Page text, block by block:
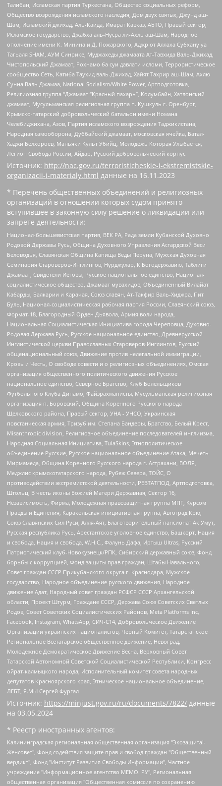
Талибан, Исламская партия Туркестана, Общество социальных реформ,
Общество возрождения исламского наследия, Дом двух святых, Джунд аш-
Шам, Исламский джихад, Аль-Каида, Имарат Кавказ, АБТО, Правый сектор,
Исламское государство, Джабха аль-Нусра ли-Ахль аш-Шам, Народное
ополчение имени К. Минина и Д. Пожарского, Аджр от Аллаха Субхану уа
Тагьаля SHAM, АУМ Синрике, Муджахеды джамаата Ат-Тавхида Валь-Джихад,
Чистопольский Джамаат, Рохнамо ба суи давлати исломи, Террористическое
сообщество Сеть, Катиба Таухид валь-Джихад, Хайят Тахрир аш-Шам, Ахлю
Сунна Валь Джамаа, National Socialism/White Power, Артподготовка,
Религиозная группа “Джамаат “Красный пахарь”, Колумбайн, Хатлонский
джамаат, Мусульманская религиозная группа п. Кушкуль г. Оренбург,
Крымско-татарский добровольческий батальон имени Номана
Челебиджихана, Азов, Партия исламского возрождения Таджикистана,
Народная самооборона, Дуббайский джамаат, московская ячейка, Батал-
Хаджи Белхороев, Маньяки Культ Убийц, Молодёжь Которая Улыбается,
Легион Свобода России, Айдар, Русский добровольческий корпус
Источник: http://nac.gov.ru/terroristicheskie-i-ekstremistskie-
organizacii-i-materialy.html данные на 16.11.2023
* Перечень общественных объединений и религиозных
организаций в отношении которых судом принято
вступившее в законную силу решение о ликвидации или
запрете деятельности:
Национал-большевистская партия, ВЕК РА, Рада земли Кубанской Духовно
Родовой Державы Русь, Община Духовного Управления Асгардской Веси
Беловодья, Славянская Община Капища Веды Перуна, Мужская Духовная
Семинария Староверов-Инглингов, Нурджулар, К Богодержавию, Таблиги
Джамаат, Свидетели Иеговы, Русское национальное единство, Национал-
социалистическое общество, Джамаат мувахидов, Объединенный Вилайат
Кабарды, Балкарии и Карачая, Союз славян, Ат-Такфир Валь-Хиджра, Пит
Буль, Национал-социалистическая рабочая партия России, Славянский союз,
Формат-18, Благородный Орден Дьявола, Армия воли народа,
Национальная Социалистическая Инициатива города Череповца, Духовно-
Родовая Держава Русь, Русское национальное единство, Древнерусской
Инглистической церкви Православных Староверов-Инглингов, Русский
общенациональный союз, Движение против нелегальной иммиграции,
Кровь и Честь, О свободе совести и о религиозных объединениях, Омская
организация общественного политического движения Русское
национальное единство, Северное Братство, Клуб Болельщиков
Футбольного Клуба Динамо, Файзрахманисты, Мусульманская религиозная
организация п. Боровский, Община Коренного Русского народа
Щелковского района, Правый сектор, УНА - УНСО, Украинская
повстанческая армия, Тризуб им. Степана Бандеры, Братство, Белый Крест,
Misanthropic division, Религиозное объединение последователей инглиизма,
Народная Социальная Инициатива, TulaSkins, Этнополитическое
объединение Русские, Русское национальное объединение Атака, Мечеть
Мирмамеда, Община Коренного Русского народа г. Астрахани, ВОЛЯ,
Меджлис крымскотатарского народа, Рубеж Севера, ТОЙС, О
противодействии экстремистской деятельности, РЕВТАТПОД, Артподготовка,
Штольц, В честь иконы Божией Матери Державная, Сектор 16,
Независимость, Фирма, Молодежная правозащитная группа МПГ, Курсом
Правды и Единения, Каракольская инициативная группа, Автоград Крю,
Союз Славянских Сил Руси, Алля-Аят, Благотворительный пансионат Ак Умут,
Русская республика Русь, Арестантское уголовное единство, Башкорт, Нация
и свобода, Нация и свобода, W.H.С., Фалунь Дафа, Иртыш Ultras, Русский
Патриотический клуб-Новокузнецк/РПК, Сибирский державный союз, Фонд
борьбы с коррупцией, Фонд защиты прав граждан, Штабы Навального,
Совет граждан СССР Прикубанского округа г. Краснодара, Мужское
государство, Народное объединение русского движения, Народное
движение Адат, Народный совет граждан РСФСР СССР Архангельской
области, Проект Штурм, Граждане СССР, Держава Союз Советских Светлых
Родов, Совет Советских Социалистических Районов, Meta Platforms Inc,
Facebook, Instagram, WhatsApp, СИЧ-С14, Добровольческое Движение
Организации украинских националистов, Черный Комитет, Татарстанское
Региональное Всетатарское общественное движение, Невоград,
Молодежное Демократическое Движение Весна, Верховный Совет
Татарской Автономной Советской Социалистической Республики, Конгресс
ойрат-калмыцкого народа, Исполнительный комитет совета народных
депутатов Красноярского края, Этническое национальное объединение,
ЛГБТ, Я.МЫ Сергей Фургал
Источник: https://minjust.gov.ru/ru/documents/7822/ данные
на 03.05.2024
* Реестр иностранных агентов:
Калининградская региональная общественная организация "Экозащита!-Женсовет", Фонд содействия защите прав и свобод граждан "Общественный вердикт", Фонд "Институт Развития Свободы Информации", Частное учреждение "Информационное агентство МЕМО. РУ", Региональная общественная организация "Общественная комиссия по сохранению наследия академика Сахарова", Фонд поддержки свободы прессы, Санкт-Петербургская общественная правозащитная организация "Гражданский контроль", Межрегиональная общественная организация "Информационно-просветительский центр "Мемориал", Региональный Фонд "Центр Защиты Прав Средств Массовой Информации", с 05.12.2023 Фонд "Центр Защиты Прав Средств массовой информации", Региональная общественная благотворительная организация помощи беженцам и мигрантам "Гражданское содействие", Негосударственное образовательное учреждение дополнительного профессионального образования (повышение квалификации) специалистов "АКАДЕМИЯ ПО ПРАВАМ ЧЕЛОВЕКА", Свердловская региональная общественная организация "Сутяжник", Автономная некоммерческая организация "Центр независимых социологических исследований", Союз общественных объединений "Российский исследовательский центр по правам человека", Региональное общественное учреждение научно-информационный центр "МЕМОРИАЛ", Некоммерческая организация "Фонд защиты гласности", Автономная некоммерческая организация "Институт прав человека", Городская общественная организация "Екатеринбургское общество "МЕМОРИАЛ", Городская общественная организация "Рязанское историко-просветительское и правозащитное общество "Мемориал" (Рязанский Мемориал), Челябинский региональный орган общественной самодеятельности – женское общественное объединение "Женщины Евразии", Челябинский региональный орган общественной самодеятельности "Уральская правозащитная группа", Фонд содействия защите здоровья и социальной справедливости имени Андрея Рылькова, Автономная Некоммерческая Организация "Аналитический Центр Юрия Левады", Автономная некоммерческая организация социальной поддержки населения "Проект Апрель", Региональная общественная организация помощи женщинам и детям, находящимся в кризисной ситуации "Информационно-методический центр "Анна", Фонд содействия развитию массовых коммуникаций и правовому просвещению "Так-так-Так", Фонд содействия устойчивому развитию "Серебряная тайга", Свердловский региональный общественный фонд социальных проектов "Новое время", "Idel.Реалии", Кавказ.Реалии, Крым.Реалии, Телеканал Настоящее Время, Татаро-башкирская служба Радио Свобода (Azatliq Radiosi), Радио Свободная Европа/Радио Свобода (PCE/PC), "Сибирь.Реалии", "Фактограф", Благотворительный фонд помощи осужденным и их семьям, Автономная некоммерческая организация "Институт глобализации и социальных движений", Фонд "В защиту прав заключенных", Частное учреждение "Центр поддержки и содействия развитию средств массовой информации", Пензенский региональный общественный благотворительный фонд "Гражданский союз", "Север.Реалии", Некоммерческая организация Фонд "Правовая инициатива", Общество с ограниченной ответственностью "Радио Свободная Европа/Радио Свобода", Чешское информационное агентство "MEDIUM-ORIENT", Красноярская региональная общественная организация "Мы против СПИДа", Камалягин Денис Николаевич, Маркелов Сергей Евгеньевич, Пономарев Лев Александрович, Савицкая Людмила Алексеевна, Автономная некоммерческая организация "Центр по работе с проблемой насилия "НАСИЛИЮ.НЕТ", Межрегиональный профессиональный союз работников здравоохранения "Альянс врачей", Юридическое лицо, зарегистрированное в Латвийской Республике, SIA "Medusa Project" (регистрационный номер 40103797863, дата регистрации 10.06.2014), Некоммерческая организация "Фонд по борьбе с коррупцией", Автономная некоммерческая организация "Институт права и публичной политики", Баданин Роман Сергеевич, Гликин Максим Александрович, Железнова Мария Михайловна, Лукьянова Юлия Сергеевна, Маетная Елизавета Витальевна, Маняхин Петр Борисович, Чуракова Ольга Владимировна, Ярош Юлия Петровна, Юридическое лицо "The Insider SIA", зарегистрированное в Риге, Латвийская Республика (дата регистрации 26.06.2015), являющееся администратором доменного имени интернет-издания "The Insider SIA", https://theins.ru, Постернак Алексей Евгеньевич, Рубин Михаил Аркадьевич, Анин Роман Александрович, Юридическое лицо Istories fonds, зарегистрированное в Латвийской Республике (регистрационный номер 50008295751, дата регистрации 24.02.2020), Великовский Дмитрий Александрович, Долинина Ирина Николаевна, Мароховская Алеся Алексеевна, Шлейнов Роман Юрьевич, Шмагун Олеся Валентиновна, Общество с ограниченной ответственностью "Альтаир 2021", Общество с ограниченной ответственностью "Вега 2021", Общество с ограниченной ответственностью "Главный редактор 2021", Общество с ограниченной ответственностью "Ромашки монолит", Важенков Артем Валерьевич, Ивановская областная общественная организация "Центр гендерных исследований", Гурман Юрий Альбертович, Медиапроект "ОВД-Инфо", Егоров Владимир Владимирович, Жилинский Владимир Александрович, Общество с ограниченной ответственностью "ЗП", Иванова София Юрьевна, Карезина Инна Павловна, Кильтау Екатерина Викторовна, Петров Алексей Викторович, Пискунов Сергей Евгеньевич, Смирнов Сергей Сергеевич, Тихонов Михаил Сергеевич, Общество с ограниченной ответственностью "ЖУРНАЛИСТ-ИНОСТРАННЫЙ АГЕНТ", Арапова Галина Юрьевна, Вольтская Татьяна Анатольевна, Американская компания "Mason G.E.S. Anonymous Foundation" (США), являющаяся владельцем интернет-издания https://mnews.world/, Компания "Stichting Bellingcat", зарегистрированная в Нидерландах (дата регистрации 11.07.2018), Захаров Андрей Вячеславович, Клепиковская Екатерина Дмитриевна, Общество с ограниченной ответственностью "МЕМО", Перл Роман Александрович, Симонов Евгений Алексеевич, Соловьева Елена Анатольевна, Сотников Даниил Владимирович, Сурначева Елизавета Дмитриевна, Автономная некоммерческая организация по защите прав человека и информированию населения "Якутия – Наше Мнение", Общество с ограниченной ответственностью "Москоу диджитал медиа", с 26.01.2023 Общество с ограниченной ответственностью "Чайка Белые сады", Ветошкина Валерия Валерьевна, Заговора Максим Александрович, Межрегиональное общественное движение "Российская ЛГБТ - сеть", Оленичев Максим Владимирович, Павлов Иван Юрьевич, Скворцова Елена Сергеевна, Общество с ограниченной ответственностью "Как бы инагент", Кочетков Игорь Викторович, Общество с ограниченной ответственностью "Честные выборы", Еланчик Олег Александрович, Общество с ограниченной ответственностью "Нобелевский призыв", Гималова Регина Эмилевна, Григорьев Андрей Валерьевич, Григорьева Алина Александровна, Ассоциация по содействию защите прав призывников, альтернативнослужащих и военнослужащих "Правозащитная группа "Гражданин.Армия.Право", Хисамова Регина Фаритовна, Автономная некоммерческая организация по реализации социально-правовых программ "Лилит", Дальневосточное общественное движение "Маяк", Санкт-Петербургская ЛГБТ-инициативная группа "Выход", Инициативная группа ЛГБТ+ "Реверс", Алексеев Андрей Викторович, Бекбулатова Таисия Львовна, Беляев Иван Михайлович, Владыкина Елена Сергеевна, Гельман Марат Александрович, Никульшина Вероника Юрьевна, Толоконникова Надежда Андреевна, Шендерович Виктор Анатольевич, Общество с ограниченной ответственностью "Данное сообщение", Общество с ограниченной ответственностью Издательский дом "Новая глава", Айнбиндер Александра Александровна, Московский комьюнити-центр для ЛГБТ+инициатив, Благотворительный фонд развития филантропии, Deutsche Welle (Германия, Kurt-Schumacher-Strasse 3, 53113 Bonn), Борзунова Мария Михайловна, Воробьев Виктор Викторович, Голубева Анна Львовна, Константинова Алла Михайловна, Малкова Ирина Владимировна, Мурадов Мурад Абдулгалимович, Осетинская Елизавета Николаевна, Понасенков Евгений Николаевич, Ганапольский Матвей Юрьевич, Киселев Евгений Алексеевич, Борухович Ирина Григорьевна, Дремин Иван Тимофеевич, Дубровский Дмитрий Викторович, Красноярская региональная общественная организация поддержки и развития альтернативных образовательных технологий и межкультурных коммуникаций "ИНТЕРРА", Маяковская Екатерина Алексеевна, Фейгин Марк Захарович, Филимонов Андрей Викторович, Дзугкоева Регина Николаевна, Доброхотов Роман Александрович, Дудь Юрий Александрович, Елкин Сергей Владимирович, Кругликов Кирилл Игоревич, Сабунаева Мария Леонидовна, Семенов Алексей Владимирович, Шаинян Карен Багратович, Шульман Екатерина Михайловна, Асафьев Артур Валерьевич, Вахштайн Виктор Семенович, Венедиктов Алексей Алексеевич, Лушникова Екатерина Евгеньевна, Волков Леонид Михайлович, Невзоров Александр Глебович, Пархоменко Сергей Борисович, Сироткин Ярослав Николаевич, Кара-Мурза Владимир Владимирович, Баранова Наталья Владимировна, Гозман Леонид Яковлевич, Кагарлицкий Борис Юльевич, Климарев Михаил Валерьевич, Милов Владимир Станиславович, Автономная некоммерческая организация Краснодарский центр современного искусства "Типография", Моргенштерн Алишер Тагирович, Соболь Любовь Эдуардовна, Общество с ограниченной ответственностью "ЛИЗА НОРМ", Каспаров Гарри Кимович, Ходорковский Михаил Борисович, Общество с ограниченной ответственностью "Апрельские тезисы", Данилович Ирина Брониславовна, Кашин Олег Владимирович, Петров Николай Владимирович, Пивоваров Алексей Владимирович, Соколов Михаил Владимирович, Цветкова Юлия Владимировна, Чичваркин Евгений Александрович, Комитет против пыток/Команда против пыток, Общество с ограниченной ответственностью "Первый научный", Общество с ограниченной ответственностью "Вертолет и ко", Белоцерковская Вероника Борисовна, Кац Максим Евгеньевич, Лазарева Татьяна Юрьевна, Шаведдинов Руслан Табризович, Яшин Илья Валерьевич, Общество с ограниченной ответственностью "Иноагент ААВ", Алешковский Дмитрий Петрович, Альбац Евгения Марковна, Быков Дмитрий Львович, Галямина Юлия Евгеньевна, Лойко Сергей Леонидович, Мартынов Кирилл Константинович, Медведев Сергей Александрович, Крашенинников Федор Геннадиевич, Гордеева Катерина Вл